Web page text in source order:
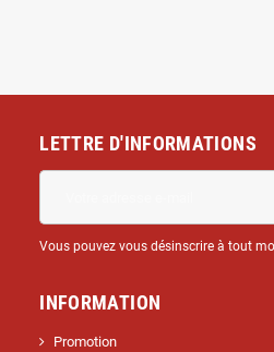
LETTRE D'INFORMATIONS
Vous pouvez vous désinscrire à tout
INFORMATION
Promotion